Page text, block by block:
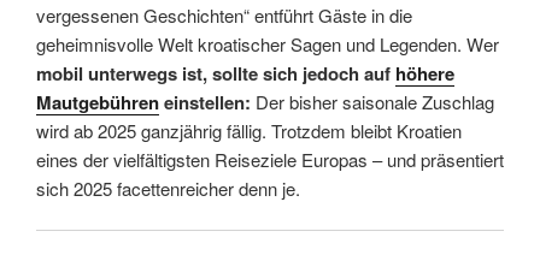
vergessenen Geschichten“ entführt Gäste in die
geheimnisvolle Welt kroatischer Sagen und Legenden. Wer
mobil unterwegs ist, sollte sich jedoch auf höhere
Mautgebühreneinstellen: Der bisher saisonale Zuschlag
wird ab 2025 ganzjährig fällig. Trotzdem bleibt Kroatien
eines der vielfältigsten Reiseziele Europas – und präsentiert
sich 2025 facettenreicher denn je.